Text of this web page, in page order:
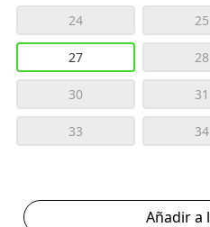
24 25
27 28
30 31
33 34